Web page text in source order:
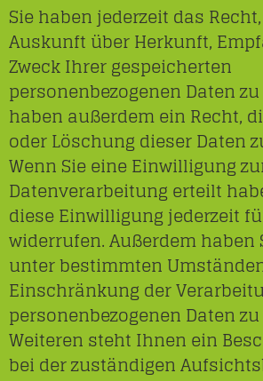
Sie haben jederzeit das
Auskunft über Herkunft,
Zweck Ihrer gespeicherten
personenbezogenen Daten
haben außerdem ein Recht,
oder Löschung dieser Daten
Wenn Sie eine Einwilligung
Datenverarbeitung erteilt
diese Einwilligung jederzeit
widerrufen. Außerdem haben
unter bestimmten
Einschränkung der
personenbezogenen Daten
Weiteren steht Ihnen ein
bei der zuständigen